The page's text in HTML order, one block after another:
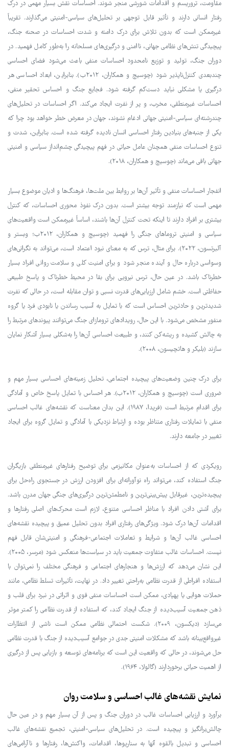
مقاومت، تروریسم و اقدامات شورشی منجر شوند. احساسات نقش بسیار مهمی در درک
رفتار انسانی دارند و تأثیر قابل توجهی بر تحلیل‌های سیاسی-امنیتی می‌گذارند. تقریباً
غیرممکن است که بدون تلاش برای درک دامنه و شدت احساسات در صحنه جنگ،
پیچیدگی تنش‌های نظامی جهانی، ناامنی و درگیری‌های مسلحانه را به‌طور کامل فهمید. در
دوران جنگ، تولید و توزیع نامحدود احساسات منفی باعث می‌شود فضای احساسی
چندبعدی کنترل‌ناپذیر شود (چوسیچ و همکاران، ۲۰۱۲ب). بنابراین، ابعاد احساسی هر
درگیری یا مشکلی نباید دست‌کم گرفته شود. فجایع جنگ و احساس تحقیر منفی،
احساسات غیرمنطقی، مخرب، و پر از نفرت ایجاد می‌کند. اگر احساسات در تحلیل‌های
چندرشته‌ای سیاسی-امنیتی جهانی ادغام نشوند، جهان در معرض خطر خواهد بود چرا که
یکی از جنبه‌های بنیادین رفتار احساسی انسان نادیده گرفته شده است. بنابراین، شدت و
تنوع احساسات منفی همچنان عامل حیاتی در فهم پیچیدگی چشم‌انداز سیاسی و امنیتی
جهانی باقی می‌ماند (چوسیچ و همکاران، ۲۰۱۸).
انفجار احساسات منفی و تأثیر آن‌ها بر روابط بین ملت‌ها، فرهنگ‌ها و ادیان موضوع بسیار
مهمی است که نیازمند توجه بیشتر است. بدون درک نفوذ محوری احساسات، که کنترل
بیشتری بر افراد دارند تا اینکه تحت کنترل آن‌ها باشند، اساساً غیرممکن است واقعیت‌های
سیاسی و امنیتی تروماهای جنگی را فهمید (چوسیچ و همکاران، ۲۰۱۲ب؛ وبستر و
آلبرتسون، ۲۰۲۲). برای مثال، ترس که به معنای نبود اعتماد است، می‌تواند به نگرانی‌های
وسواسی درباره حال و آینده منجر شود و برای امنیت کلی و سلامت روانی افراد بسیار
خطرناک باشد. در عین حال، ترس نیرویی برای بقا در محیط خطرناک و پاسخ طبیعی
حفاظتی است. خشم شامل ارزیابی‌های قدرت نسبی و توان مقابله است، در حالی که نفرت
شدیدترین و حادترین احساس است که با تمایل به آسیب رساندن یا نابودی فرد یا گروه
منفور مشخص می‌شود. با این حال، رویدادهای ترومازای جنگ می‌توانند پیوندهای مرتبط را
به چالش کشیده و ریشه‌کن کنند، و طبیعت احساسی آن‌ها را به‌شکلی بسیار آشکار نمایان
سازند (بلیکر و هاتچیسون، ۲۰۰۸).
برای درک چنین وضعیت‌های پیچیده اجتماعی، تحلیل زمینه‌های احساسی بسیار مهم و
ضروری است (چوسیچ و همکاران، ۲۰۱۲ب). هر احساس با تمایل پاسخ خاص و آمادگی
برای اقدام مرتبط است (فریدا، ۱۹۸۷). این بدان معناست که نقشه‌های غالب احساسی
منفی با تمایلات رفتاری متناظر بوده و ارتباط نزدیکی با آمادگی و تمایل گروه برای ایجاد
تغییر در جامعه دارند.
رویکردی که از احساسات به‌عنوان مکانیزمی برای توضیح رفتارهای غیرمنطقی بازیگران
جنگ استفاده کند، می‌تواند راه نوآورانه‌ای برای افزودن ارزش در جستجوی راه‌حل برای
پیچیده‌ترین، غیرقابل پیش‌بینی‌ترین و نامطمئن‌ترین درگیری‌های جنگی جهان مدرن باشد.
برای آشتی دادن افراد با مناظر احساسی متنوع، لازم است محرک‌های اصلی رفتارها و
اقدامات آن‌ها درک شود. ویژگی‌های رفتاری افراد بدون تحلیل عمیق و پیچیده نقشه‌های
احساسی غالب آن‌ها و شرایط و تعاملات اجتماعی-فرهنگی و امنیتی‌شان قابل فهم
نیست. احساسات غالب متفاوت جمعیت باید در سیاست‌ها منعکس شود (مرسر، ۲۰۰۵).
این نشان می‌دهد که ارزش‌ها و هنجارهای اجتماعی و فرهنگی مختلف را نمی‌توان با
استفاده افراطی از قدرت نظامی به‌راحتی تغییر داد. در نهایت، تأثیرات تسلط نظامی، مانند
حملات هوایی یا پهپادی، ممکن است احساسات منفی قوی و اثراتی در نبرد برای قلب و
ذهن جمعیت آسیب‌دیده از جنگ ایجاد کند، که استفاده از قدرت نظامی را کمتر موثر
می‌سازد (دیکسون، ۲۰۰۹). شکست احتمالی نظامی ممکن است ناشی از انتظارات
غیرواقع‌بینانه باشد که مشکلات امنیتی جدی در جوامع آسیب‌دیده از جنگ با قدرت نظامی
حل می‌شوند، در حالی که واقعیت این است که برنامه‌های توسعه و بازیابی پس از درگیری
از اهمیت حیاتی برخوردارند (گالولا، ۱۹۶۴).
نمایش نقشه‌های غالب احساسی و سلامت روان
برآورد و ارزیابی احساسات غالب در دوران جنگ و پس از آن بسیار مهم و در عین حال
چالش‌برانگیز و پیچیده است. در تحلیل‌های سیاسی-امنیتی، تجمیع نقشه‌های غالب
احساسی و تبدیل بالقوه آنها به سناریوها، اقدامات، واکنش‌ها، رفتارها و ناآرامی‌های